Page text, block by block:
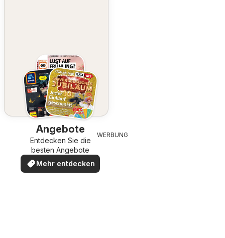
Angebote
Entdecken Sie die
besten Angebote
Mehr entdecken
WERBUNG